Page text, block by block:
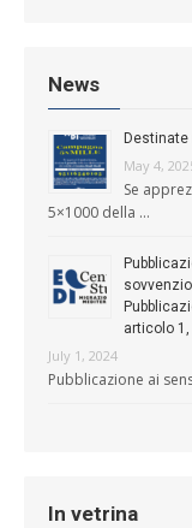
News
Destinate
May 4,
Se
5×1000 della …
articolo
July 1, 2024
Pubblicazione ai
In vetrina